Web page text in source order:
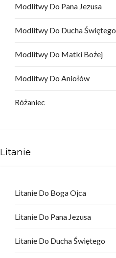
Modlitwy Do Pana Jezusa
Modlitwy Do Ducha Świętego
Modlitwy Do Matki Bożej
Modlitwy Do Aniołów
Różaniec
Litanie
Litanie Do Boga Ojca
Litanie Do Pana Jezusa
Litanie Do Ducha Świętego